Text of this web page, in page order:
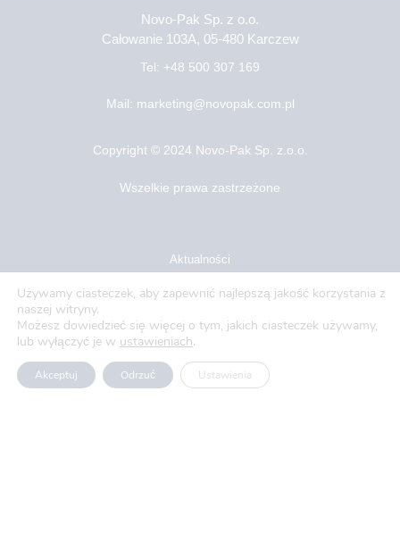
Novo-Pak Sp. z o.o.
Całowanie 103A, 05-480 Karczew
Tel: +48 500 307 169
Mail: marketing@novopak.com.pl
Copyright © 2024 Novo-Pak Sp. z.o.o.
Wszelkie prawa zastrzeżone
Aktualności
Blog
O nas
Oferty pracy
Używamy ciasteczek, aby zapewnić najlepszą jakość korzystania z
naszej witryny.
Możesz dowiedzieć się więcej o tym, jakich ciasteczek używamy,
lub wyłączyć je w ustawieniach.
Akceptuj Odrzuć Ustawienia